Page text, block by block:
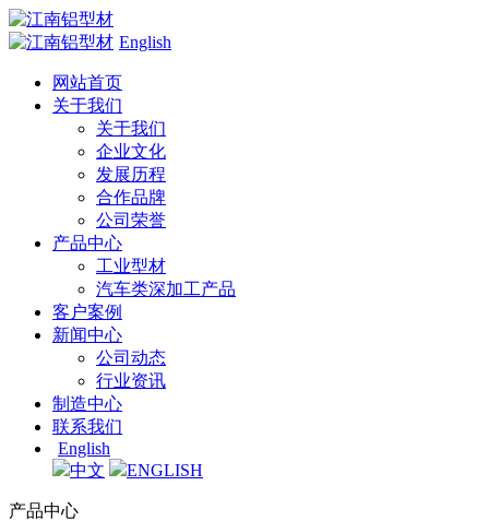
English
网站首页
关于我们
关于我们
企业文化
发展历程
合作品牌
公司荣誉
产品中心
工业型材
汽车类深加工产品
客户案例
新闻中心
公司动态
行业资讯
制造中心
联系我们
English
中文
ENGLISH
产品中心